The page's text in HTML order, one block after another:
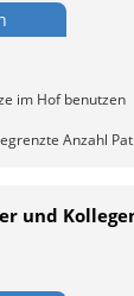
im Hof benutzen
Anzahl
und